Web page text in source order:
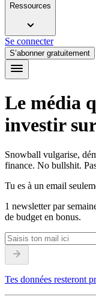
Ressources
Se connecter
S’abonner gratuitement
Le média
investir
Snowball vulgarise,
finance. No bullshit.
Tu es à un email
1 newsletter par
de budget en bonus.
Tes données resteront